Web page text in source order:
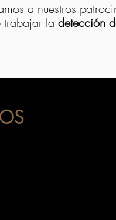
a nuestros
trabajar la detección